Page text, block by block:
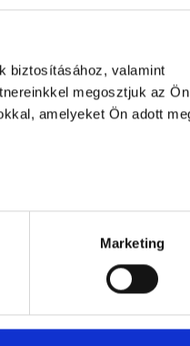
biztosításához, valamint
megosztjuk az Ön
amelyeket Ön adott
Marketing
Allergiavizsgálattal